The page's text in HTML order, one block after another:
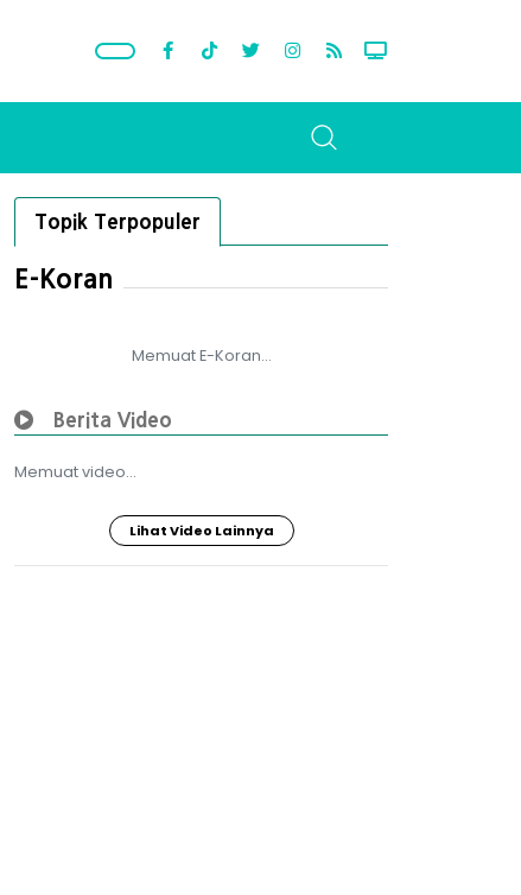
Topik Terpopuler
E-Koran
Memuat E-Koran...
Berita Video
Memuat video...
Lihat Video Lainnya